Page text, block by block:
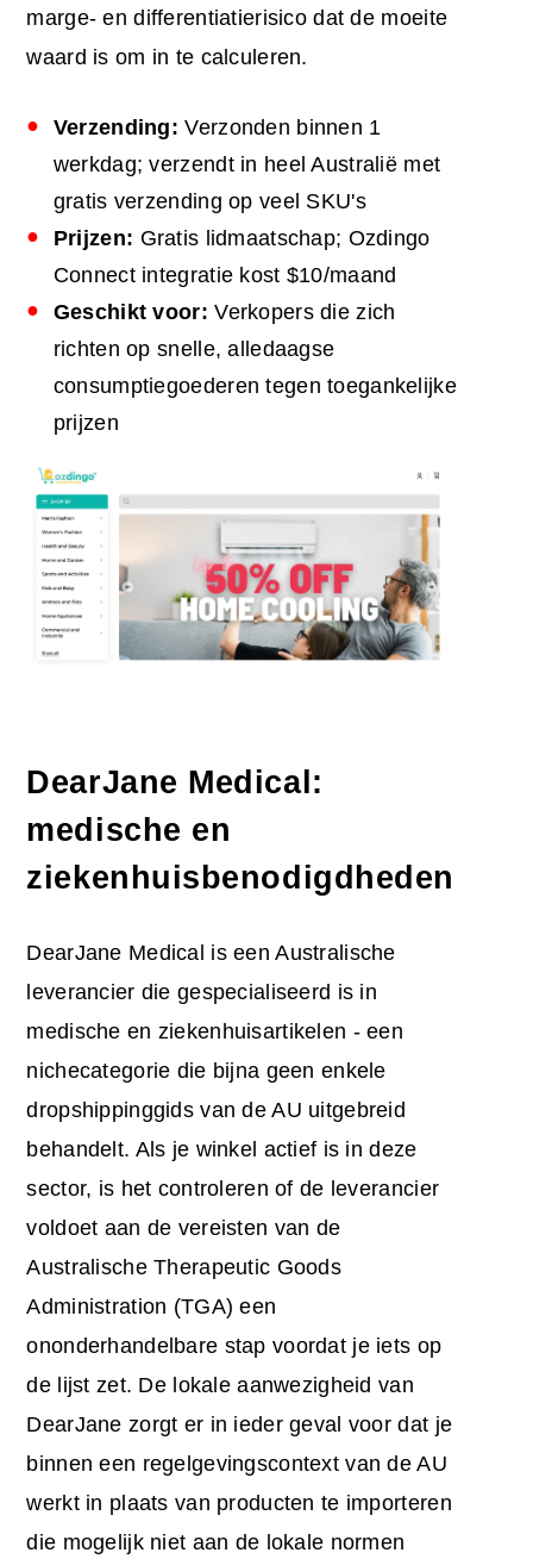
marge- en differentiatierisico dat de moeite
waard is om in te calculeren.
Verzending: Verzonden binnen 1
werkdag; verzendt in heel Australië met
gratis verzending op veel SKU's
Prijzen: Gratis lidmaatschap; Ozdingo
Connect integratie kost $10/maand
Geschikt voor: Verkopers die zich
richten op snelle, alledaagse
consumptiegoederen tegen toegankelijke
prijzen
DearJane Medical:
medische en
ziekenhuisbenodigdheden
DearJane Medical is een Australische
leverancier die gespecialiseerd is in
medische en ziekenhuisartikelen - een
nichecategorie die bijna geen enkele
dropshippinggids van de AU uitgebreid
behandelt. Als je winkel actief is in deze
sector, is het controleren of de leverancier
voldoet aan de vereisten van de
Australische Therapeutic Goods
Administration (TGA) een
ononderhandelbare stap voordat je iets op
de lijst zet. De lokale aanwezigheid van
DearJane zorgt er in ieder geval voor dat je
binnen een regelgevingscontext van de AU
werkt in plaats van producten te importeren
die mogelijk niet aan de lokale normen